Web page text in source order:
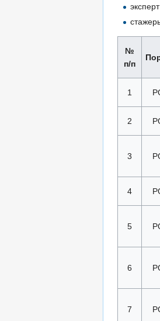
№
п/п
1
2
3
4
5
6
7